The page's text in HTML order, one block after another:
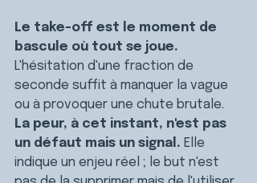
Le take-off est le moment de
bascule où tout se joue.
L'hésitation d'une fraction de
seconde suffit à manquer la vague
ou à provoquer une chute brutale.
La peur, à cet instant, n'est pas
un défaut mais un signal. Elle
indique un enjeu réel ; le but n'est